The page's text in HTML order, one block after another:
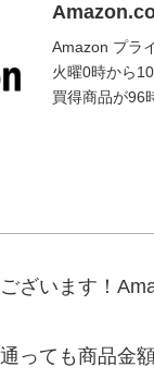
Amazon プラ
火曜0時から
買得商品が96
ざいます！
っても商品金